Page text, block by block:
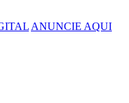
ANUNCIE AQUI